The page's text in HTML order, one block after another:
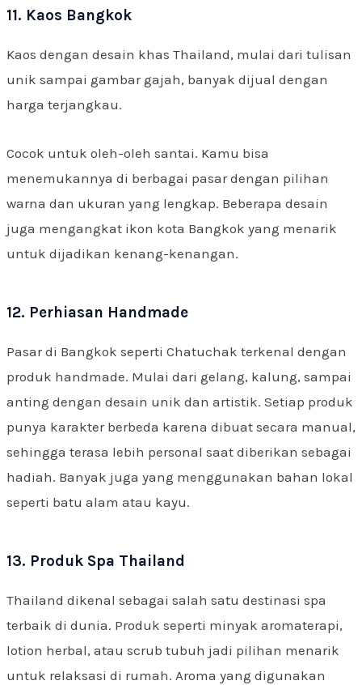
11. Kaos Bangkok
Kaos dengan desain khas Thailand, mulai dari tulisan
unik sampai gambar gajah, banyak dijual dengan
harga terjangkau.
Cocok untuk oleh-oleh santai. Kamu bisa
menemukannya di berbagai pasar dengan pilihan
warna dan ukuran yang lengkap. Beberapa desain
juga mengangkat ikon kota Bangkok yang menarik
untuk dijadikan kenang-kenangan.
12. Perhiasan Handmade
Pasar di Bangkok seperti Chatuchak terkenal dengan
produk handmade. Mulai dari gelang, kalung, sampai
anting dengan desain unik dan artistik. Setiap produk
punya karakter berbeda karena dibuat secara manual,
sehingga terasa lebih personal saat diberikan sebagai
hadiah. Banyak juga yang menggunakan bahan lokal
seperti batu alam atau kayu.
13. Produk Spa Thailand
Thailand dikenal sebagai salah satu destinasi spa
terbaik di dunia. Produk seperti minyak aromaterapi,
lotion herbal, atau scrub tubuh jadi pilihan menarik
untuk relaksasi di rumah. Aroma yang digunakan